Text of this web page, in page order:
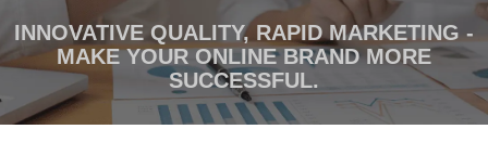
INNOVATIVE QUALITY, RAPID MARKETING -
MAKE YOUR ONLINE BRAND MORE
SUCCESSFUL.